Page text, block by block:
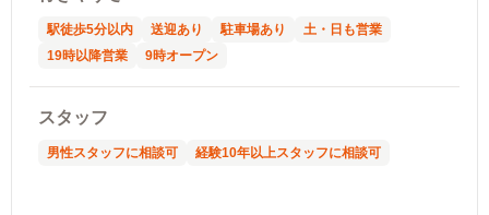
駅徒歩5分以内 送迎あり 駐車場あり
土・日も営業
19時以降営業
9時オープン
スタッフ
男性スタッフに相談可 経験10年以上スタッフに相談可